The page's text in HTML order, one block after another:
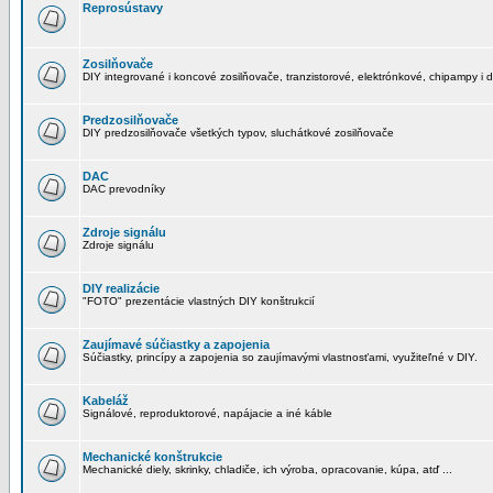
Reprosústavy
Zosilňovače
DIY integrované i koncové zosilňovače, tranzistorové, elektrónkové, chipampy i
Predzosilňovače
DIY predzosilňovače všetkých typov, sluchátkové zosilňovače
DAC
DAC prevodníky
Zdroje signálu
Zdroje signálu
DIY realizácie
"FOTO" prezentácie vlastných DIY konštrukcií
Zaujímavé súčiastky a zapojenia
Súčiastky, princípy a zapojenia so zaujímavými vlastnosťami, využiteľné v DIY.
Kabeláž
Signálové, reproduktorové, napájacie a iné káble
Mechanické konštrukcie
Mechanické diely, skrinky, chladiče, ich výroba, opracovanie, kúpa, atď ...